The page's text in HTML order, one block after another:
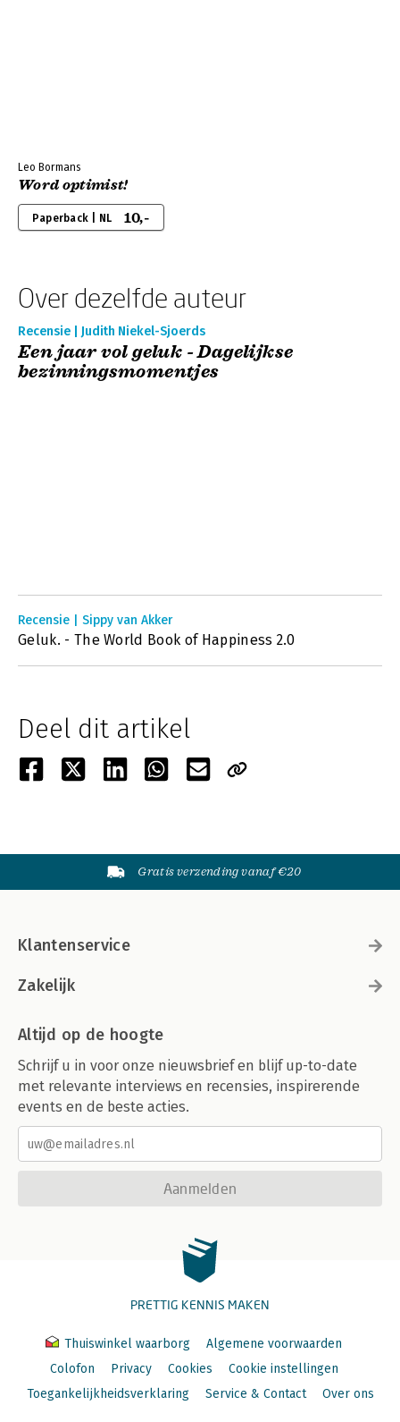
Leo Bormans
Word optimist!
Paperback | NL 10,-
Over dezelfde auteur
Recensie | Judith Niekel-Sjoerds
Een jaar vol geluk - Dagelijkse
bezinningsmomentjes
Recensie | Sippy van Akker
Geluk. - The World Book of Happiness 2.0
Deel dit artikel
Gratis verzending vanaf €20
Klantenservice
Zakelijk
Altijd op de hoogte
Schrijf u in voor onze nieuwsbrief en blijf up-to-date
met relevante interviews en recensies, inspirerende
events en de beste acties.
Aanmelden
PRETTIG KENNIS MAKEN
Thuiswinkel waarborg
Algemene voorwaarden
Colofon
Privacy Cookies
Cookie instellingen
Toegankelijkheidsverklaring
Service & Contact Over ons